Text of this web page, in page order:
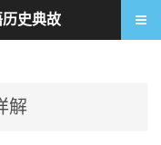
解
史典故